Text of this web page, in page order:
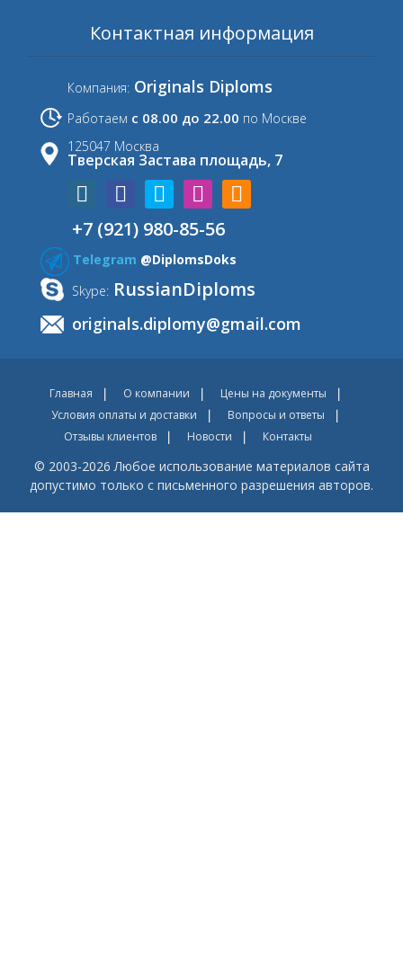
Контактная информация
Компания: Originals Diploms
Работаем с 08.00 до 22.00 по Москве
125047 Москва
Тверская Застава площадь, 7
+7 (921) 980-85-56
Telegram @DiplomsDoks
Skype: RussianDiploms
originals.diplomy@gmail.com
Главная О компании
Цены на документы
Условия оплаты и доставки
Вопросы и ответы
Отзывы клиентов
Новости Контакты
© 2003-2026 Любое использование материалов сайта
допустимо только с письменного разрешения авторов.